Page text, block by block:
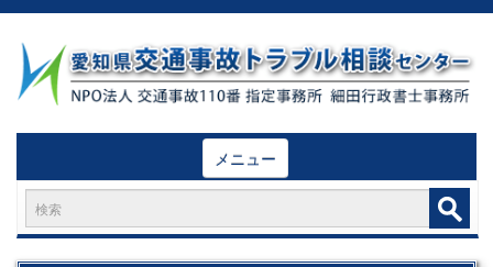
メニュー